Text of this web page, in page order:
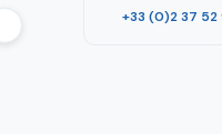
+33 (0)2 37 52